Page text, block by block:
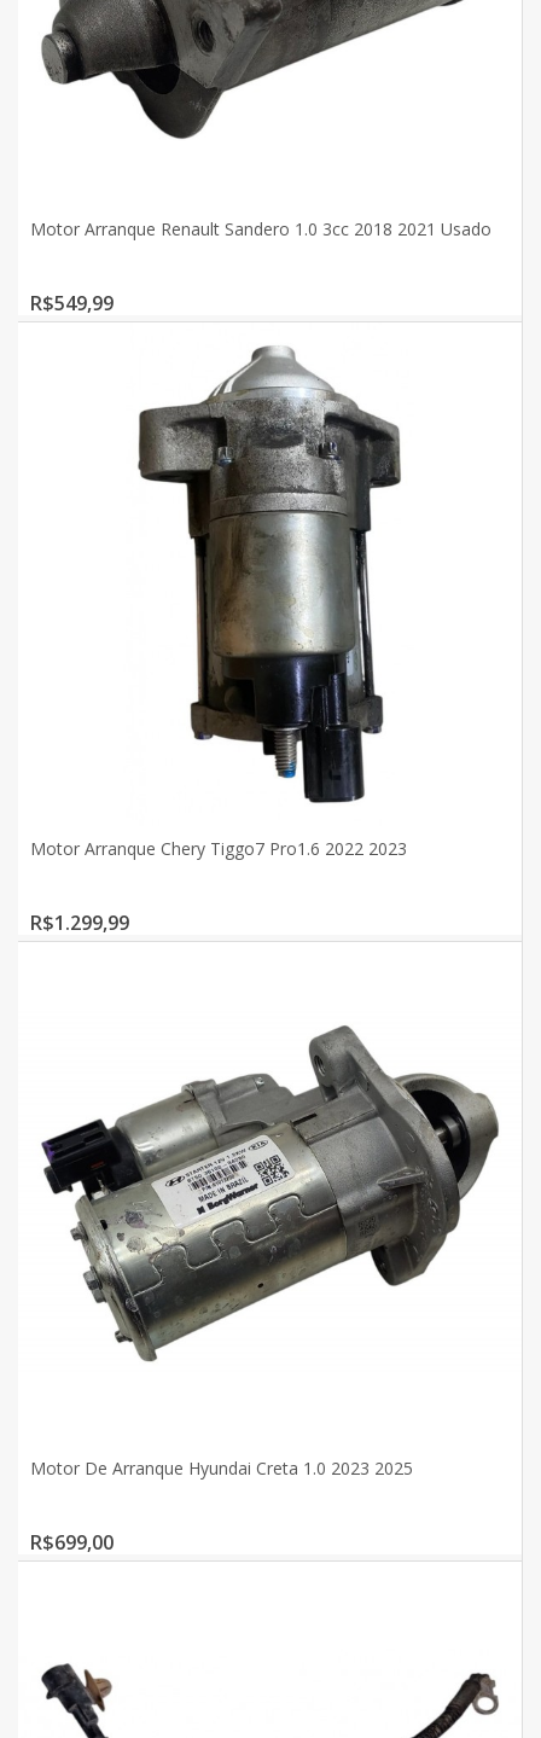
Motor Arranque Renault Sandero 1.0 3cc 2018 2021 Usado
R$549,99
Motor Arranque Chery Tiggo7 Pro1.6 2022 2023
R$1.299,99
Motor De Arranque Hyundai Creta 1.0 2023 2025
R$699,00